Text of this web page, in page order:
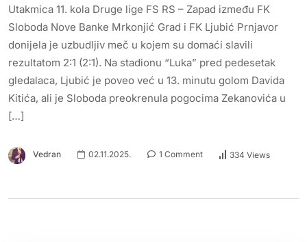
Utakmica 11. kola Druge lige FS RS – Zapad između FK
Sloboda Nove Banke Mrkonjić Grad i FK Ljubić Prnjavor
donijela je uzbudljiv meč u kojem su domaći slavili
rezultatom 2:1 (2:1). Na stadionu “Luka” pred pedesetak
gledalaca, Ljubić je poveo već u 13. minutu golom Davida
Kitića, ali je Sloboda preokrenula pogocima Zekanovića u
[…]
Vedran 02.11.2025. 1 Comment 334 Views